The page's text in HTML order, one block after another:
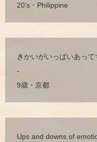
20’s・Philippine
きかいがいっぱいあって
-
9歳・京都
Ups and downs of